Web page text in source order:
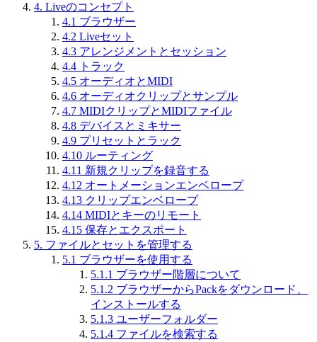
4. Liveのコンセプト
4.1 ブラウザー
4.2 Liveセット
4.3 アレンジメントとセッション
4.4 トラック
4.5 オーディオとMIDI
4.6 オーディオクリップとサンプル
4.7 MIDIクリップとMIDIファイル
4.8 デバイスとミキサー
4.9 プリセットとラック
4.10 ルーティング
4.11 新規クリップを録音する
4.12 オートメーションエンベロープ
4.13 クリップエンベロープ
4.14 MIDIとキーのリモート
4.15 保存とエクスポート
5. ファイルとセットを管理する
5.1 ブラウザーを使用する
5.1.1 ブラウザー階層について
5.1.2 ブラウザーからPackをダウンロード、
インストールする
5.1.3 ユーザーフォルダー
5.1.4 ファイルを検索する